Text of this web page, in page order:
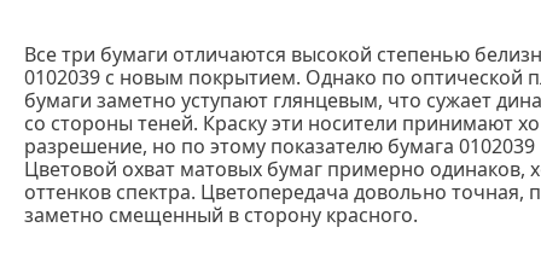
Все три бумаги отличаются высокой степенью
0102039 с новым покрытием. Однако по оптической
бумаги заметно уступают глянцевым, что сужает
со стороны теней. Краску эти носители принимают
разрешение, но по этому показателю бумага 0102039
Цветовой охват матовых бумаг примерно одинаков,
оттенков спектра. Цветопередача довольно
заметно смещенный в сторону красного.